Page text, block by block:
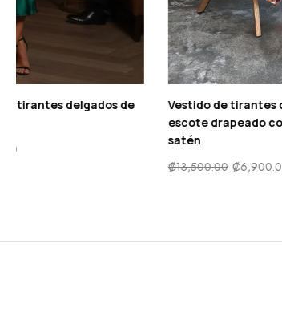
Faldas de Satén Con Cordón Fruncida